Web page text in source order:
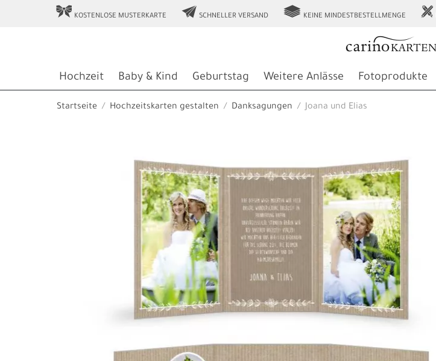
r KOSTENLOSE MUSTERKARTE e SCHNELLER VERSAND g KEINE MINDESTBESTELLMENGE h
Hochzeit Baby & Kind Geburtstag Weitere Anlässe Fotoprodukte
Startseite Hochzeitskarten gestalten Danksagungen Joana und Elias